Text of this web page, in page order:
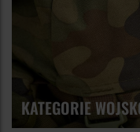
KATEGORIE